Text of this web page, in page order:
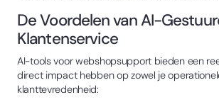
De Voordelen van AI-
Klantenservice
AI-tools voor webshopsupport bieden een
direct impact hebben op zowel je
klanttevredenheid: